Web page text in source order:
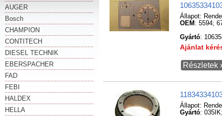
AUGER
Bosch
CHAMPION
CONTITECH
DIESEL TECHNIK
EBERSPACHER
FAD
FEBI
HALDEX
HELLA
Állapot:
OEM : 5594;
Gyártó:
Ajánlat
Részletek
Állapot:
Gyártó: